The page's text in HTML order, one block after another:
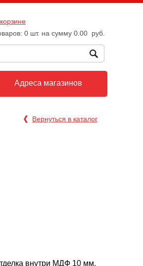
Вернуться в каталог
внутри МДФ 10 мм.
0 шт. на сумму 0.00 руб.
Адреса магазинов